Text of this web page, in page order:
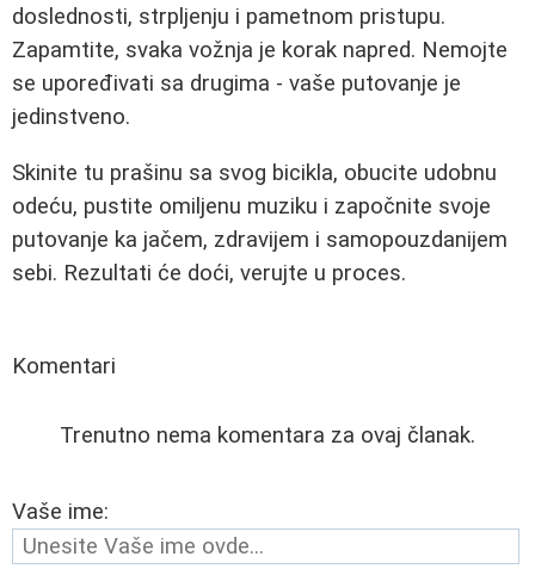
doslednosti, strpljenju i pametnom pristupu.
Zapamtite, svaka vožnja je korak napred. Nemojte
se upoređivati sa drugima - vaše putovanje je
jedinstveno.
Skinite tu prašinu sa svog bicikla, obucite udobnu
odeću, pustite omiljenu muziku i započnite svoje
putovanje ka jačem, zdravijem i samopouzdanijem
sebi. Rezultati će doći, verujte u proces.
Komentari
Trenutno nema komentara za ovaj članak.
Vaše ime: